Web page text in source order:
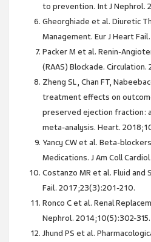
to prevention. Int J Nephrol.
Gheorghiade et al. Diuretic
Management. Eur J Heart
Packer M et al. Renin-
(RAAS) Blockade.
Zheng SL, Chan FT,
treatment effects on
preserved ejection fraction:
meta-analysis. Heart.
Yancy CW et al. Beta-
Medications. J Am Coll
Costanzo MR et al. Fluid and
Fail. 2017;23(3):201-210.
Ronco C et al. Renal
Nephrol. 2014;10(5):302-315.
Jhund PS et al.